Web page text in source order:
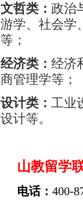
文哲类： 政治
游学、社会学
等；
经济类： 经济
商管理学等；
设计类： 工业
设计等。
山教留学
电话： 400-